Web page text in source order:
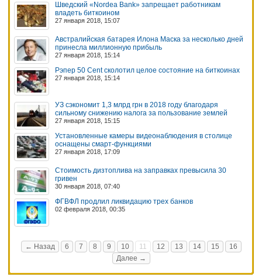
Шведский «Nordea Bank» запрещает работникам
владеть биткоином
27 января 2018, 15:07
Австралийская батарея Илона Маска за несколько дней
принесла миллионную прибыль
27 января 2018, 15:14
Рэпер 50 Cent сколотил целое состояние на биткоинах
27 января 2018, 15:14
УЗ сэкономит 1,3 млрд грн в 2018 году благодаря
сильному снижению налога за пользование землей
27 января 2018, 15:15
Установленные камеры видеонаблюдения в столице
оснащены смарт-функциями
27 января 2018, 17:09
Стоимость дизтоплива на заправках превысила 30
гривен
30 января 2018, 07:40
ФГВФЛ продлил ликвидацию трех банков
02 февраля 2018, 00:35
← Назад 6 7 8 9 10 11 12 13 14 15
16
Далее →